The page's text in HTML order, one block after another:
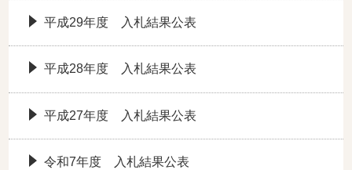
平成29年度 入札結果公表
平成28年度 入札結果公表
平成27年度 入札結果公表
令和7年度 入札結果公表